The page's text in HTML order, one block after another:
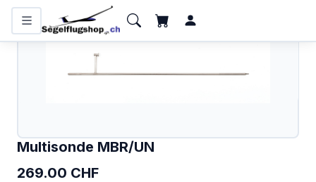
KATEGORIEN
Flugzeugbatterien
Multisonde MBR/UN
269.00 CHF